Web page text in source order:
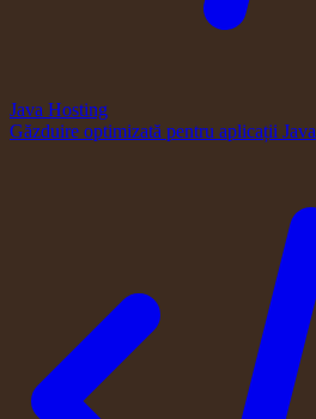
Java Hosting
Găzduire optimizată pentru aplicații Java